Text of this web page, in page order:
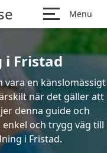
Menu
i Fristad
en känslomässigt
när det gäller att
denna guide och
och trygg väg till
i Fristad.